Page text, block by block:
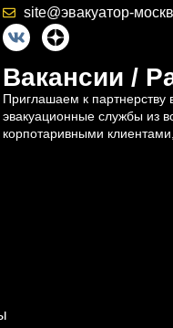
site@эвакуатор-
Вакансии /
Приглашаем к партнерству
эвакуационные службы из
корпотаривными